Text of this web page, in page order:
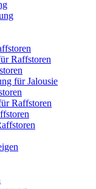
Raffstoren
für Jalousie
Raffstoren